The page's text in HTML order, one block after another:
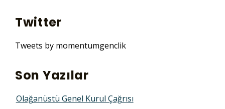
Twitter
Tweets by momentumgenclik
Son Yazılar
Olağanüstü Genel Kurul Çağrısı